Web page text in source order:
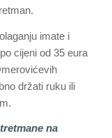
imate i
cijeni od 35 eura
držati ruku ili
na